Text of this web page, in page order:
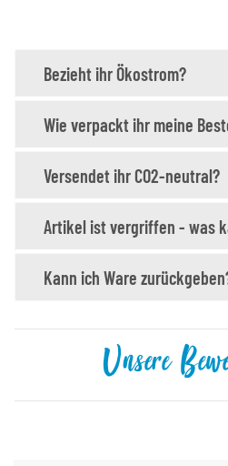
Bezieht ihr Ökostrom?
Wie verpackt ihr meine
Versendet ihr CO2-neutral?
Artikel ist vergriffen - was
Kann ich Ware
Unsere